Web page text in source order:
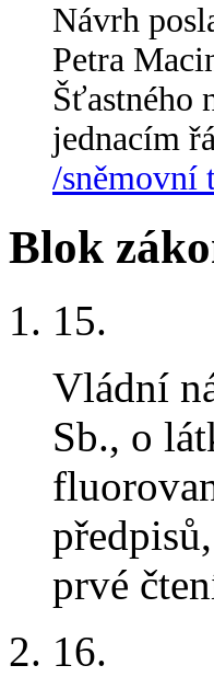
Návrh
Petra
Šťastného
jednacím
/sněmovní
Blok
15.
Vládní
Sb., o
prvé
16.